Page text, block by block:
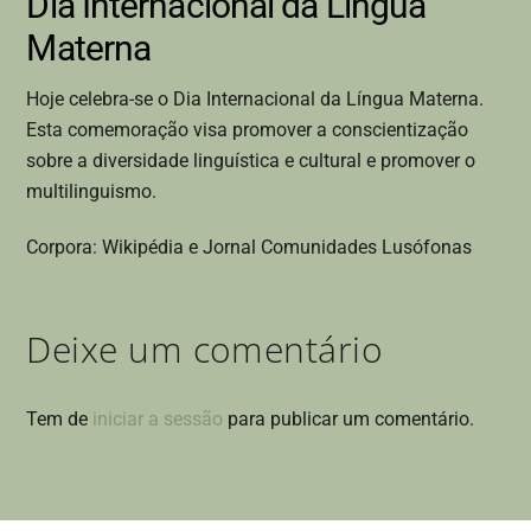
Materna
Hoje celebra-se o Dia Internacional da Língua Materna.
Esta comemoração visa promover a conscientização
sobre a diversidade linguística e cultural e promover o
multilinguismo.
Corpora: Wikipédia e Jornal Comunidades Lusófonas
Deixe um comentário
Tem de iniciar a sessão para publicar um comentário.